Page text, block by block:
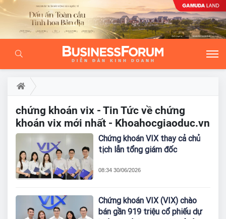
chứng khoán vix - Tin Tức về chứng
khoán vix mới nhất - Khoahocgiaoduc.vn
Chứng khoán VIX thay cả chủ
tịch lẫn tổng giám đốc
08:34 30/06/2026
Chứng khoán VIX (VIX) chào
bán gần 919 triệu cổ phiếu dự